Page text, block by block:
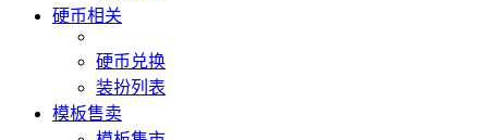
硬币相关
硬币兑换
装扮列表
模板售卖